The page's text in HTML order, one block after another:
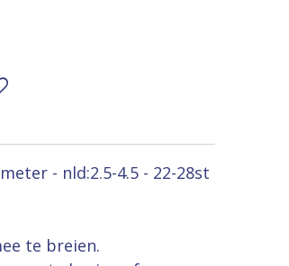
- nld:2.5-4.5 - 22-28st
te breien.